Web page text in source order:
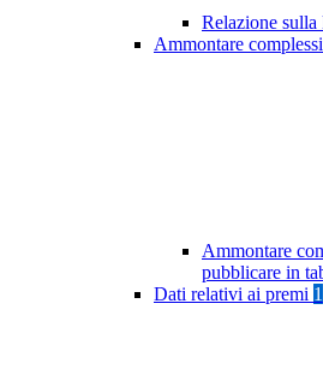
Relazione sulla
Ammontare
Ammontare
pubblicare in
Dati relativi ai premi 1